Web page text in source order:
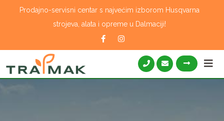
Prodajno-servisni centar s najvećim izborom Husqvarna
strojeva, alata i opreme u Dalmaciji!